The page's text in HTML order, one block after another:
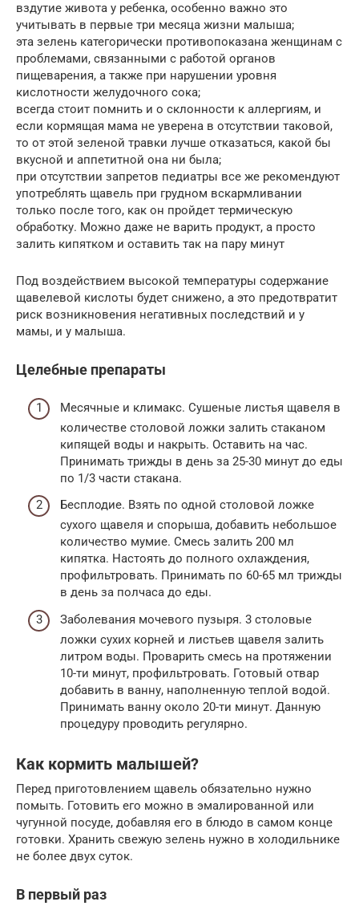
вздутие живота у ребенка, особенно важно это
учитывать в первые три месяца жизни малыша;
эта зелень категорически противопоказана женщинам с
проблемами, связанными с работой органов
пищеварения, а также при нарушении уровня
кислотности желудочного сока;
всегда стоит помнить и о склонности к аллергиям, и
если кормящая мама не уверена в отсутствии таковой,
то от этой зеленой травки лучше отказаться, какой бы
вкусной и аппетитной она ни была;
при отсутствии запретов педиатры все же рекомендуют
употреблять щавель при грудном вскармливании
только после того, как он пройдет термическую
обработку. Можно даже не варить продукт, а просто
залить кипятком и оставить так на пару минут
Под воздействием высокой температуры содержание
щавелевой кислоты будет снижено, а это предотвратит
риск возникновения негативных последствий и у
мамы, и у малыша.
Целебные препараты
Месячные и климакс. Сушеные листья щавеля в
количестве столовой ложки залить стаканом
кипящей воды и накрыть. Оставить на час.
Принимать трижды в день за 25-30 минут до еды
по 1/3 части стакана.
Бесплодие. Взять по одной столовой ложке
сухого щавеля и спорыша, добавить небольшое
количество мумие. Смесь залить 200 мл
кипятка. Настоять до полного охлаждения,
профильтровать. Принимать по 60-65 мл трижды
в день за полчаса до еды.
Заболевания мочевого пузыря. 3 столовые
ложки сухих корней и листьев щавеля залить
литром воды. Проварить смесь на протяжении
10-ти минут, профильтровать. Готовый отвар
добавить в ванну, наполненную теплой водой.
Принимать ванну около 20-ти минут. Данную
процедуру проводить регулярно.
Как кормить малышей?
Перед приготовлением щавель обязательно нужно
помыть. Готовить его можно в эмалированной или
чугунной посуде, добавляя его в блюдо в самом конце
готовки. Хранить свежую зелень нужно в холодильнике
не более двух суток.
В первый раз